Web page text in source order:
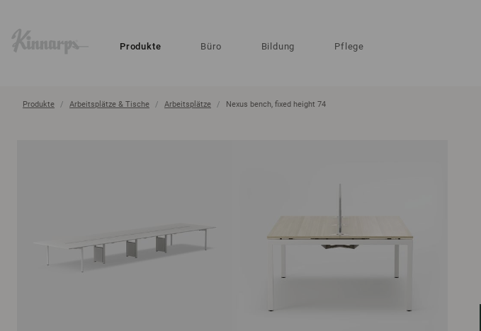
Produkte Büro Bildung Pflege
Produkte Arbeitsplätze & Tische Arbeitsplätze Nexus bench, fixed height 74